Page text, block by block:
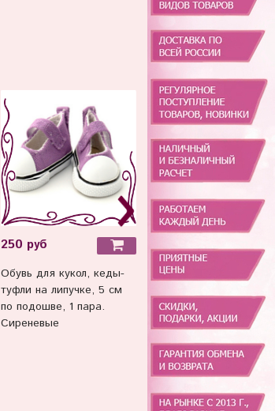
250 руб
Обувь для кукол, кеды-
туфли на липучке, 5 см
по подошве, 1 пара.
Сиреневые
250 руб
Обувь для кукол,
подошве, 1 пара. Цвет
серебро